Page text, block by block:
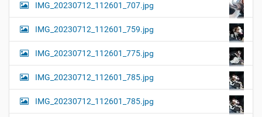
IMG_20230712_112601_707.jpg
IMG_20230712_112601_759.jpg
IMG_20230712_112601_775.jpg
IMG_20230712_112601_785.jpg
IMG_20230712_112601_785.jpg